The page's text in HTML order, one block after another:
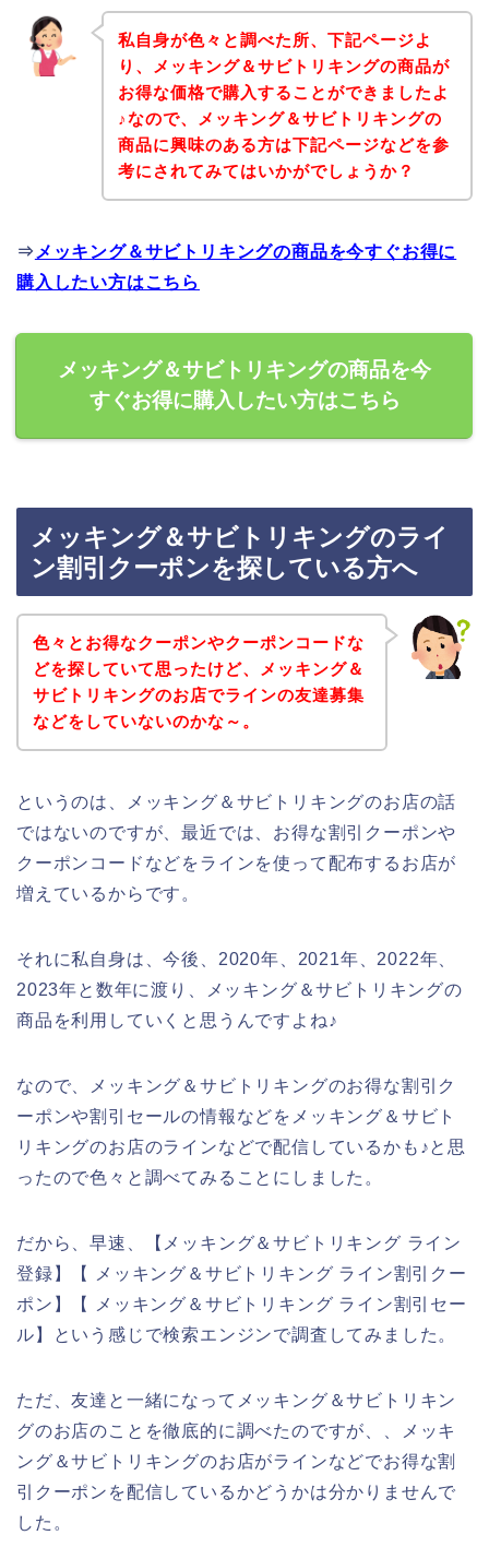
私自身が色々と調べた所、下記ページよ
り、メッキング＆サビトリキングの商品が
お得な価格で購入することができましたよ
♪なので、メッキング＆サビトリキングの
商品に興味のある方は下記ページなどを参
考にされてみてはいかがでしょうか？
⇒ メッキング＆サビトリキングの商品を今すぐお得に
購入したい方はこちら
メッキング＆サビトリキングの商品を今
すぐお得に購入したい方はこちら
メッキング＆サビトリキングのライ
ン割引クーポンを探している方へ
色々とお得なクーポンやクーポンコードな
どを探していて思ったけど、メッキング＆
サビトリキングのお店でラインの友達募集
などをしていないのかな～。
というのは、メッキング＆サビトリキングのお店の話
ではないのですが、最近では、お得な割引クーポンや
クーポンコードなどをラインを使って配布するお店が
増えているからです。
それに私自身は、今後、2020年、2021年、2022年、
2023年と数年に渡り、メッキング＆サビトリキングの
商品を利用していくと思うんですよね♪
なので、メッキング＆サビトリキングのお得な割引ク
ーポンや割引セールの情報などをメッキング＆サビト
リキングのお店のラインなどで配信しているかも♪と思
ったので色々と調べてみることにしました。
だから、早速、【メッキング＆サビトリキング ライン
登録】【 メッキング＆サビトリキング ライン割引クー
ポン】【 メッキング＆サビトリキング ライン割引セー
ル】という感じで検索エンジンで調査してみました。
ただ、友達と一緒になってメッキング＆サビトリキン
グのお店のことを徹底的に調べたのですが、、メッキ
ング＆サビトリキングのお店がラインなどでお得な割
引クーポンを配信しているかどうかは分かりませんで
した。